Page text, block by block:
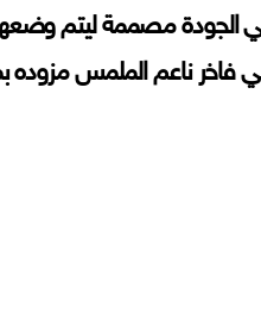
الجودة مصممة ليتم
ناعم الملمس مزوده